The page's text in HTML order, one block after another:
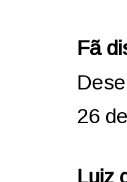
Fã
26
Luiz